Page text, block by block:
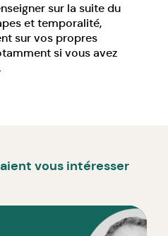
sur la suite du
et temporalité,
sur vos propres
si vous avez
vous intéresser